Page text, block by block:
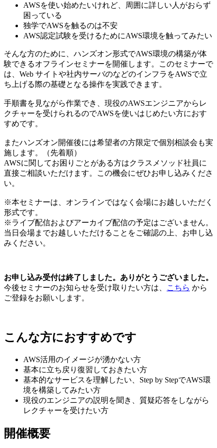
AWSを使い始めたいけれど、周囲に詳しい人がおらず
困っている
独学でAWSを触るのは不安
AWS認定試験を受けるためにAWS環境を触ってみたい
そんな方のために、ハンズオン形式でAWS環境の構築が体
験できるオフラインセミナーを開催します。このセミナーで
は、Web サイトや社内サーバのなどのインフラをAWSで立
ち上げる際の基礎となる操作を実践できます。
手順書を見ながら作業でき、現役のAWSエンジニアからレ
クチャーを受けられるのでAWSを使いはじめたい方におす
すめです。
またハンズオン開催後には希望者の方限定で個別相談会も実
施します。（先着順）
AWSに関してお困りごとがある方はクラスメソッド社員に
直接ご相談いただけます。この機会にぜひお申し込みくださ
い。
※本セミナーは、オンラインではなく会場にお越しいただく
形式です。
※ライブ配信およびアーカイブ配信の予定はございません。
当日会場までお越しいただけることをご確認の上、お申し込
みください。
お申し込み受付は終了しました。ありがとうございました。
今後セミナーのお知らせを受け取りたい方は、
こちら から
ご登録をお願いします。
こんな方におすすめです
AWS活用のイメージが湧かない方
基本に立ち戻り復習しておきたい方
基本的なサービスを理解したい、Step by StepでAWS環
境を構築してみたい方
現役のエンジニアの説明を聞き、質疑応答をしながら
レクチャーを受けたい方
開催概要